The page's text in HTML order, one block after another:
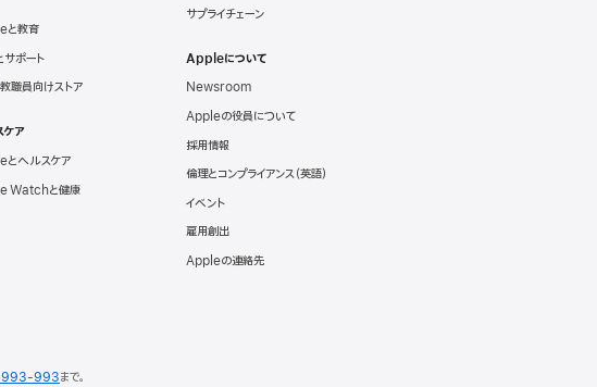
と教育
サポート
教職員向けストア
ケア
ヘルスケア
Watchと健康
サプライチェーン
Appleについて
Newsroom
Appleの役員について
採用情報
倫理とコンプライアンス（英語）
イベント
雇用創出
Appleの連絡先
993まで。